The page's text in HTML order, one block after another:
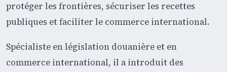
protéger les frontières, sécuriser les recettes
publiques et faciliter le commerce international.
Spécialiste en législation douanière et en
commerce international, il a introduit des